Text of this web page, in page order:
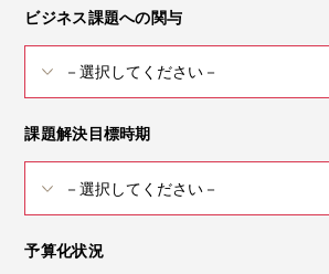
ビジネス課題への関与
課題解決目標時期
予算化状況